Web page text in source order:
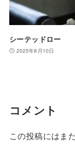
シーテッドロー
2025年8月10日
コメント
この投稿にはま